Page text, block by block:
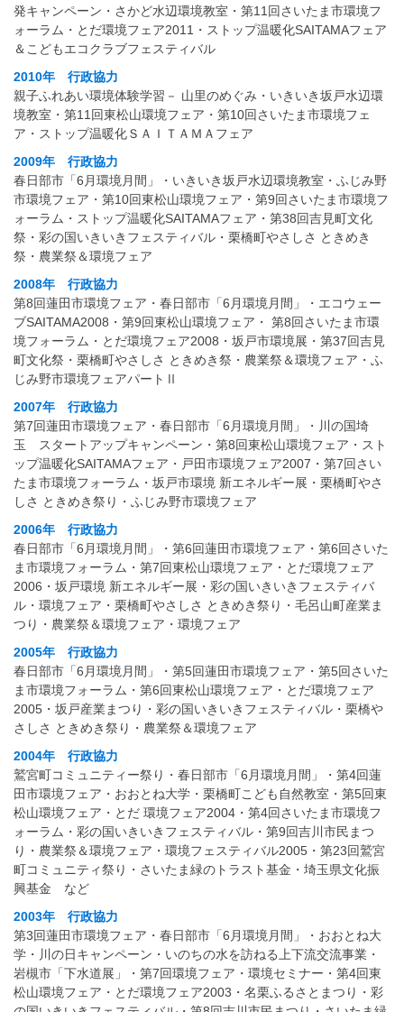
発キャンペーン・さかど水辺環境教室・第11回さいたま市環境フ
ォーラム・とだ環境フェア2011・ストップ温暖化SAITAMAフェア
＆こどもエコクラブフェスティバル
2010年 行政協力
親子ふれあい環境体験学習－ 山里のめぐみ・いきいき坂戸水辺環
境教室・第11回東松山環境フェア・第10回さいたま市環境フェ
ア・ストップ温暖化ＳＡＩＴＡＭＡフェア
2009年 行政協力
春日部市「6月環境月間」・いきいき坂戸水辺環境教室・ふじみ野
市環境フェア・第10回東松山環境フェア・第9回さいたま市環境フ
ォーラム・ストップ温暖化SAITAMAフェア・第38回吉見町文化
祭・彩の国いきいきフェスティバル・栗橋町やさしさ ときめき
祭・農業祭＆環境フェア
2008年 行政協力
第8回蓮田市環境フェア・春日部市「6月環境月間」・エコウェー
ブSAITAMA2008・第9回東松山環境フェア・ 第8回さいたま市環
境フォーラム・とだ環境フェア2008・坂戸市環境展・第37回吉見
町文化祭・栗橋町やさしさ ときめき祭・農業祭＆環境フェア・ふ
じみ野市環境フェアパートⅡ
2007年 行政協力
第7回蓮田市環境フェア・春日部市「6月環境月間」・川の国埼
玉 スタートアップキャンペーン・第8回東松山環境フェア・スト
ップ温暖化SAITAMAフェア・戸田市環境フェア2007・第7回さい
たま市環境フォーラム・坂戸市環境 新エネルギー展・栗橋町やさ
しさ ときめき祭り・ふじみ野市環境フェア
2006年 行政協力
春日部市「6月環境月間」・第6回蓮田市環境フェア・第6回さいた
ま市環境フォーラム・第7回東松山環境フェア・とだ環境フェア
2006・坂戸環境 新エネルギー展・彩の国いきいきフェスティバ
ル・環境フェア・栗橋町やさしさ ときめき祭り・毛呂山町産業ま
つり・農業祭＆環境フェア・環境フェア
2005年 行政協力
春日部市「6月環境月間」・第5回蓮田市環境フェア・第5回さいた
ま市環境フォーラム・第6回東松山環境フェア・とだ環境フェア
2005・坂戸産業まつり・彩の国いきいきフェスティバル・栗橋や
さしさ ときめき祭り・農業祭＆環境フェア
2004年 行政協力
鷲宮町コミュニティー祭り・春日部市「6月環境月間」・第4回蓮
田市環境フェア・おおとね大学・栗橋町こども自然教室・第5回東
松山環境フェア・とだ 環境フェア2004・第4回さいたま市環境フ
ォーラム・彩の国いきいきフェスティバル・第9回吉川市民まつ
り・農業祭＆環境フェア・環境フェスティバル2005・第23回鷲宮
町コミュニティ祭り・さいたま緑のトラスト基金・埼玉県文化振
興基金 など
2003年 行政協力
第3回蓮田市環境フェア・春日部市「6月環境月間」・おおとね大
学・川の日キャンペーン・いのちの水を訪ねる上下流交流事業・
岩槻市「下水道展」・第7回環境フェア・環境セミナー・第4回東
松山環境フェア・とだ環境フェア2003・名栗ふるさとまつり・彩